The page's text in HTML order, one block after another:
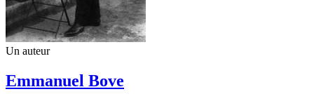
Un auteur
Emmanuel Bove